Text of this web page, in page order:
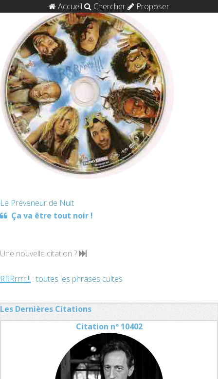
Accueil Chercher Proposer
Le Préveneur de Nuit
Ça va être tout noir !
Une nouvelle citation ?
RRRrrrr!!! : toutes les phrases cultes
Les Dernières Citations
Citation nº 10402